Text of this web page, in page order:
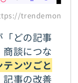
trendemon.jp/
「どの記事
談につな
テンツごと
記事の改善